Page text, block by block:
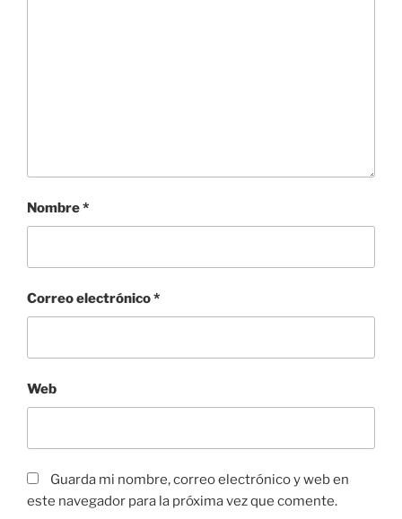
Nombre*
Correo electrónico*
Web
Guarda mi nombre, correo electrónico y web en
este navegador para la próxima vez que comente.